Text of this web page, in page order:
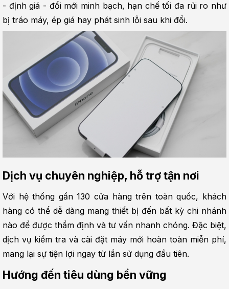
- định giá - đổi mới minh bạch, hạn chế tối đa rủi ro như
bị tráo máy, ép giá hay phát sinh lỗi sau khi đổi.
Dịch vụ chuyên nghiệp, hỗ trợ tận nơi
Với hệ thống gần 130 cửa hàng trên toàn quốc, khách
hàng có thể dễ dàng mang thiết bị đến bất kỳ chi nhánh
nào để được thẩm định và tư vấn nhanh chóng. Đặc biệt,
dịch vụ kiểm tra và cài đặt máy mới hoàn toàn miễn phí,
mang lại sự tiện lợi ngay từ lần sử dụng đầu tiên.
Hướng đến tiêu dùng bền vững